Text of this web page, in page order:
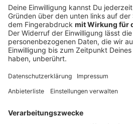
Kosten: 5,- €
Wie oft: 6 Sitzungen
Wir fabrizieren kleine
Spaß machen und sinnvoll sind.
Freitags: